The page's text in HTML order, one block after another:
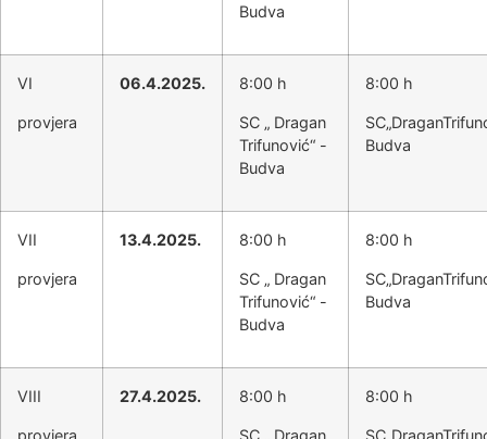
Budva
VI
provjera
06.4.2025. 8:00 h
SC „ Dragan
Trifunović“ -
Budva
8:00 h
Budva
VII
provjera
13.4.2025. 8:00 h
SC „ Dragan
Trifunović“ -
Budva
8:00 h
Budva
VIII
provjera
27.4.2025. 8:00 h
SC „ Dragan
8:00 h